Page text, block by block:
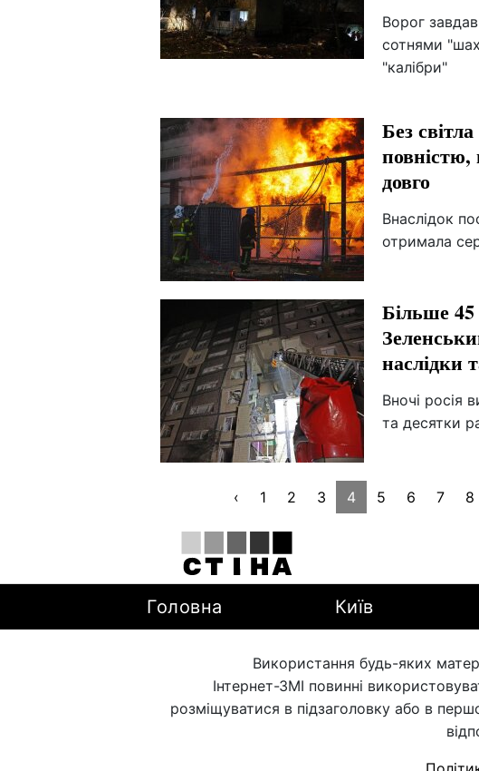
Ворог
сотнями
"калібри"
Без
довго
Внаслідок
отримала
Більше 45
наслідки
Вночі росія
та десятки
‹ 1 2 3 4 5 6 7 8
Головна Київ
Використання будь-яких
Інтернет-ЗМІ повинні
розміщуватися в підзаголовку або в